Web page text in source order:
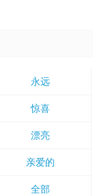
永远
惊喜
漂亮
亲爱的
全部